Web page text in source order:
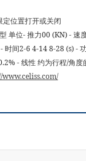
位置打开或关闭
单位- 推力00 (KN) -
间2-6 4-14 8-28 (s) -
- 线性 约为行程/角
www.celiss.com/